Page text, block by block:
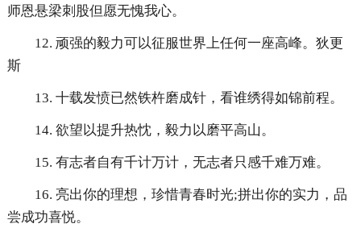
师恩悬梁刺股但愿无愧我心。
12. 顽强的毅力可以征服世界上任何一座高峰。狄更
斯
13. 十载发愤已然铁杵磨成针，看谁绣得如锦前程。
14. 欲望以提升热忱，毅力以磨平高山。
15. 有志者自有千计万计，无志者只感千难万难。
16. 亮出你的理想，珍惜青春时光;拼出你的实力，品
尝成功喜悦。